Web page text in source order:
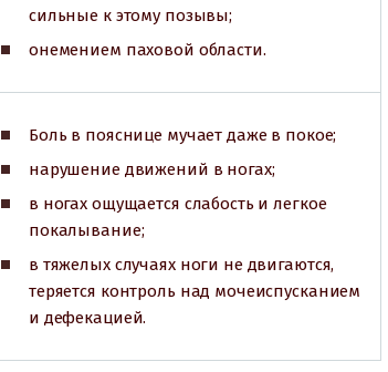
сильные к этому позывы;
онемением паховой области.
Боль в пояснице мучает даже в покое;
нарушение движений в ногах;
в ногах ощущается слабость и легкое
покалывание;
в тяжелых случаях ноги не двигаются,
теряется контроль над мочеиспусканием
и дефекацией.